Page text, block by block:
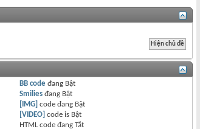
BB code đang Bật
Smilies đang Bật
[IMG] code đang Bật
[VIDEO] code is Bật
HTML code đangTắt